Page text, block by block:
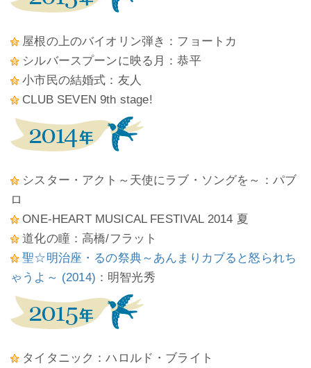
屋根の上のバイオリン弾き：フョートカ
シルバースプーンに映る月：恭平
小市民の結婚式：友人
CLUB SEVEN 9th stage!
シスター・アクト～天使にラブ・ソングを～：パブ
ロ
ONE-HEART MUSICAL FESTIVAL 2014 夏
道化の瞳：高橋/フラット
聖☆明治座・るの祭典～あんまりカブると怒られち
ゃうよ～ (2014) ：明智光秀
タイタニック：ハロルド・ブライト